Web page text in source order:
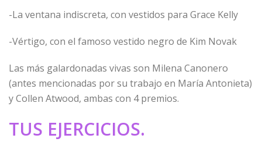
-La ventana indiscreta, con vestidos para Grace Kelly
-Vértigo, con el famoso vestido negro de Kim Novak
Las más galardonadas vivas son Milena Canonero
(antes mencionadas por su trabajo en María Antonieta)
y Collen Atwood, ambas con 4 premios.
TUS EJERCICIOS.